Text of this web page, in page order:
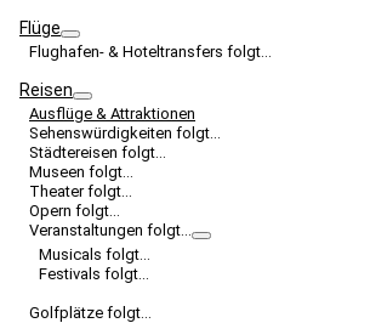
Flüge
Flughafen- & Hoteltransfers folgt…
Reisen
Ausflüge & Attraktionen
Sehenswürdigkeiten folgt…
Städtereisen folgt…
Museen folgt…
Theater folgt…
Opern folgt…
Veranstaltungen folgt…
Musicals folgt…
Festivals folgt…
Golfplätze folgt…